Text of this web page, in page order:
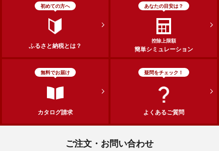
初めての方へ
ふるさと納税とは？
あなたの目安は？
控除上限額
簡単シミュレーション
無料でお届け
カタログ請求
疑問をチェック！
よくあるご質問
ご注文・お問い合わせ